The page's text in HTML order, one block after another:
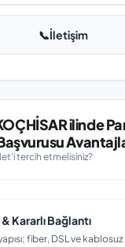
📞İletişim
ilinde
tercih etmelisiniz?
& Kararlı Bağlantı
fiber, DSL ve